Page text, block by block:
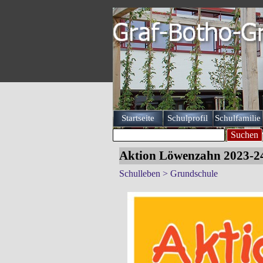
Startseite Schulprofil ▼
Schulfamilie
Suchen
Aktion Löwenzahn 2023-
Schulleben > Grundschule